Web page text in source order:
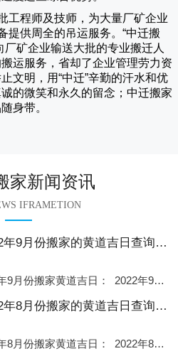
工程师及技师，为大量厂矿企业
提供周全的吊运服务。“中迁搬
厂矿企业输送大批的专业搬迁人
运服务，省却了企业管理劳力资
文明，用“中迁”辛勤的汗水和优
的微笑和永久的留念； 中迁搬家
身带。
家新闻资讯
IFRAMETION
兴和县2022年9月份搬家的黄道吉日查询大全一览表哪天适合搬家好日子
兴和县2022年9月份搬家黄道吉日： 2022年9月6日 「星期二」 农历八月十一2022年9月12日 「星期一」 农历八月十七2022年9月16日 「星期五」 农历八月廿一2022年9月2
兴和县2022年8月份搬家的黄道吉日查询大全一览表哪天适合搬家好日子
兴和县2022年8月份搬家黄道吉日： 2022年8月2日 「星期二」 农历七月初五2022年8月6日 「星期六」 农历七月初九2022年8月8日 「星期一」 农历七月十一2022年8月10日 「